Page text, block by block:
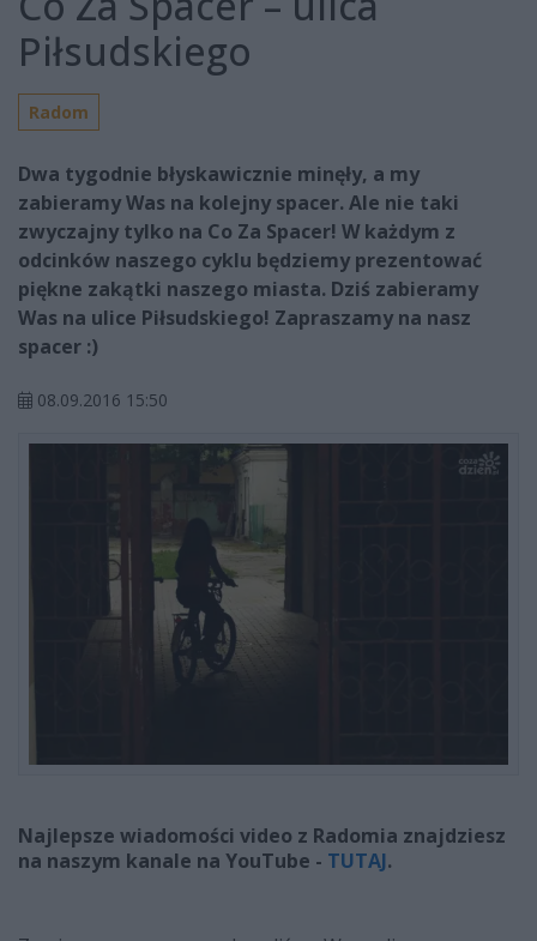
Piłsudskiego
Radom
Dwa tygodnie błyskawicznie minęły, a my
zabieramy Was na kolejny spacer. Ale nie taki
zwyczajny tylko na Co Za Spacer! W każdym z
odcinków naszego cyklu będziemy prezentować
piękne zakątki naszego miasta. Dziś zabieramy
Was na ulice Piłsudskiego! Zapraszamy na nasz
spacer :)
08.09.2016 15:50
Najlepsze wiadomości video z Radomia znajdziesz
na naszym kanale na YouTube - TUTAJ.